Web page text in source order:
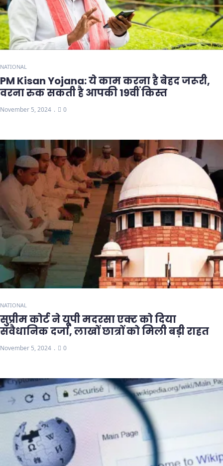
NATIONAL
PM Kisan Yojana: ये काम करना है बेहद जरूरी,
वरना रुक सकती है आपकी 19वीं किस्त
November 5, 2024 0
NATIONAL
सुप्रीम कोर्ट ने यूपी मदरसा एक्ट को दिया
संवैधानिक दर्जा, लाखों छात्रों को मिली बड़ी राहत
November 5, 2024 0